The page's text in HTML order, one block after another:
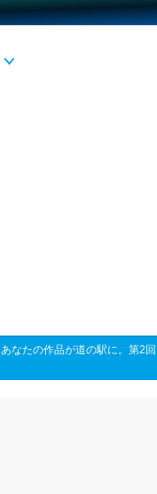
あなたの作品が道の駅に。第2